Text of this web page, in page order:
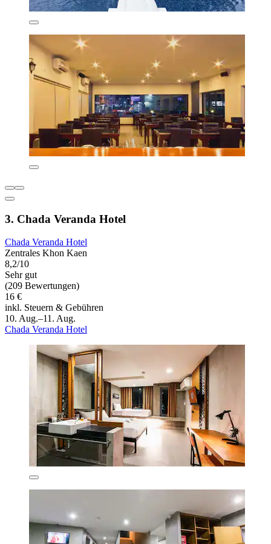
3. Chada Veranda Hotel
Chada Veranda Hotel
Zentrales Khon Kaen
8,2/10
Sehr gut
(209 Bewertungen)
16 €
inkl. Steuern & Gebühren
10. Aug.–11. Aug.
Chada Veranda Hotel